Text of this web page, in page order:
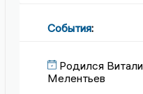
События:
Родился
Мелентьев